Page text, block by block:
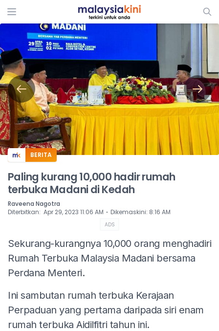
ADS
BERITA
Paling kurang 10,000 hadir rumah
terbuka Madani di Kedah
Raveena Nagotra
Diterbitkan: Apr 29, 2023 11:06 AM ⋅ Dikemaskini: 8:16 AM
ADS
Sekurang-kurangnya 10,000 orang menghadiri
Rumah Terbuka Malaysia Madani bersama
Perdana Menteri.
Ini sambutan rumah terbuka Kerajaan
Perpaduan yang pertama daripada siri enam
rumah terbuka Aidilfitri tahun ini.